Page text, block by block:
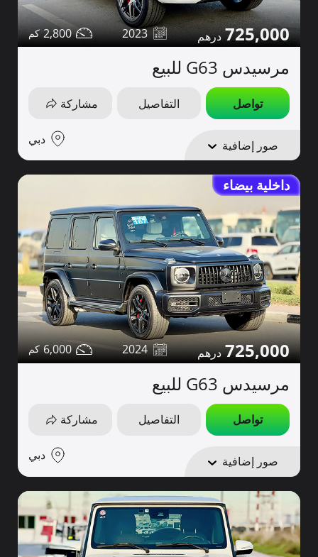
725,000
2023
2,800
مرسيدس G63 للبيع
تواصل التفاصيل مشاركة
صور إضافية دبي
داخلية بيضاء
725,000
2024
6,000
مرسيدس G63 للبيع
تواصل التفاصيل مشاركة
صور إضافية دبي